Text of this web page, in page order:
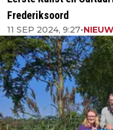
Frederiksoord
11 SEP 2024, 9:27•